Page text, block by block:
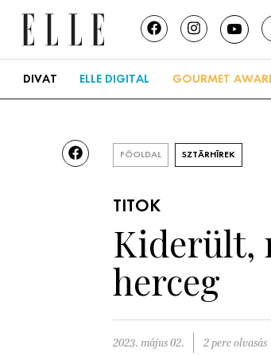
DIVAT ELLE DIGITAL GOURMET
FŐOLDAL SZTÁRHÍREK
TITOK
Kiderült,
herceg
2023. május 02. 2 perc olvasás